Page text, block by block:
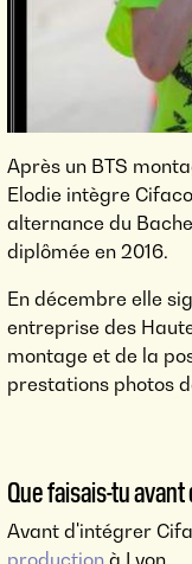
Après un BTS
Elodie intègre
alternance du
diplômée en 2016.
En décembre elle
entreprise des
montage et de la
prestations photos
Que faisais-tu
Avant d'intégrer
production à Lyon.